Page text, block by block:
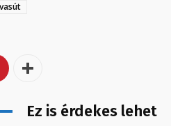
vasút
Ez is érdekes lehet